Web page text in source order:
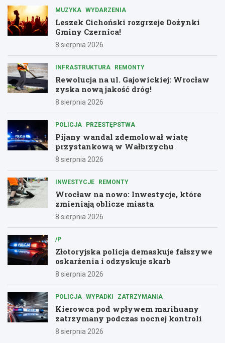
MUZYKA WYDARZENIA
Leszek Cichoński rozgrzeje Dożynki
Gminy Czernica!
8 sierpnia 2026
INFRASTRUKTURA REMONTY
Rewolucja na ul. Gajowickiej: Wrocław
zyska nową jakość dróg!
8 sierpnia 2026
POLICJA PRZESTĘPSTWA
Pijany wandal zdemolował wiatę
przystankową w Wałbrzychu
8 sierpnia 2026
INWESTYCJE REMONTY
Wrocław na nowo: Inwestycje, które
zmieniają oblicze miasta
8 sierpnia 2026
/P
Złotoryjska policja demaskuje fałszywe
oskarżenia i odzyskuje skarb
8 sierpnia 2026
POLICJA WYPADKI ZATRZYMANIA
Kierowca pod wpływem marihuany
zatrzymany podczas nocnej kontroli
8 sierpnia 2026